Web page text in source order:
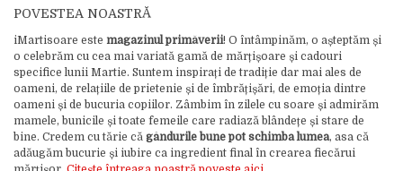
POVESTEA NOASTRĂ
iMartisoare este magazinul primăverii! O întâmpinăm, o așteptăm și
o celebrăm cu cea mai variată gamă de mărțișoare și cadouri
specifice lunii Martie. Suntem inspirați de tradiție dar mai ales de
oameni, de relațiile de prietenie și de îmbrățișări, de emoția dintre
oameni și de bucuria copiilor. Zâmbim în zilele cu soare și admirăm
mamele, bunicile și toate femeile care radiază blândețe și stare de
bine. Credem cu tărie că gândurile bune pot schimba lumea, asa că
adăugăm bucurie și iubire ca ingredient final în crearea fiecărui